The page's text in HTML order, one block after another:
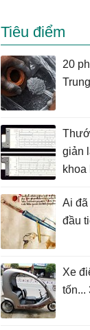
Tiêu điểm
20
giản
khoa
Ai đã
đầu
Xe
tốn...